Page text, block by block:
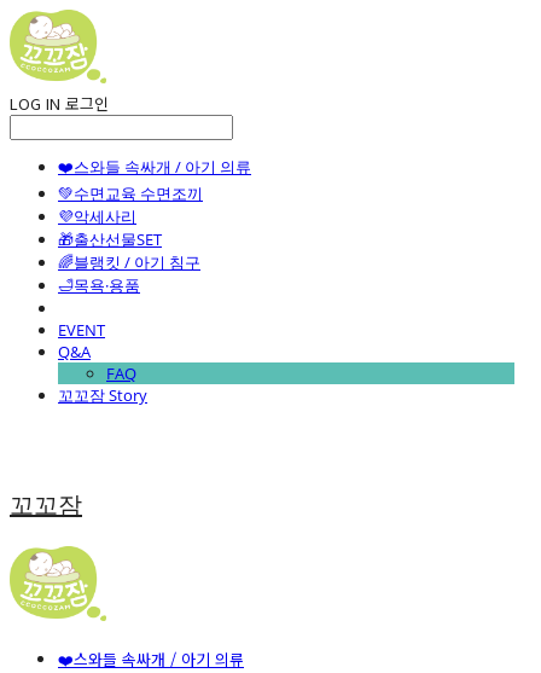
LOG IN 로그인
❤️스와들 속싸개 / 아기 의류
💚수면교육 수면조끼
💜악세사리
🎁출산선물SET
🌈블랭킷 / 아기 침구
🛁목욕·용품
EVENT
Q&A
FAQ
꼬꼬잠 Story
꼬꼬잠
❤️스와들 속싸개 / 아기 의류